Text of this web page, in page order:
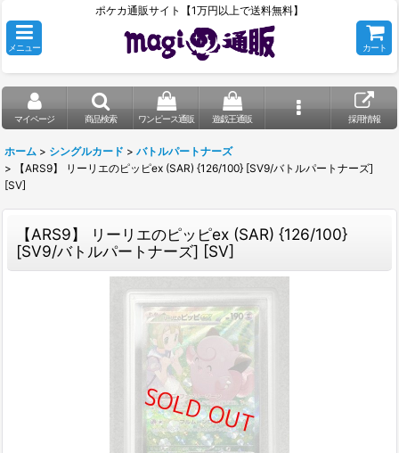
ポケカ通販サイト【1万円以上で送料無料】
メニュー カート
マイページ 商品検索 ワンピース通販 遊戯王通販 採用情報
ホーム > シングルカード > バトルパートナーズ
>
【ARS9】 リーリエのピッピex (SAR) {126/100} [SV9/バトルパートナーズ]
[SV]
【ARS9】 リーリエのピッピex (SAR) {126/100}
[SV9/バトルパートナーズ] [SV]